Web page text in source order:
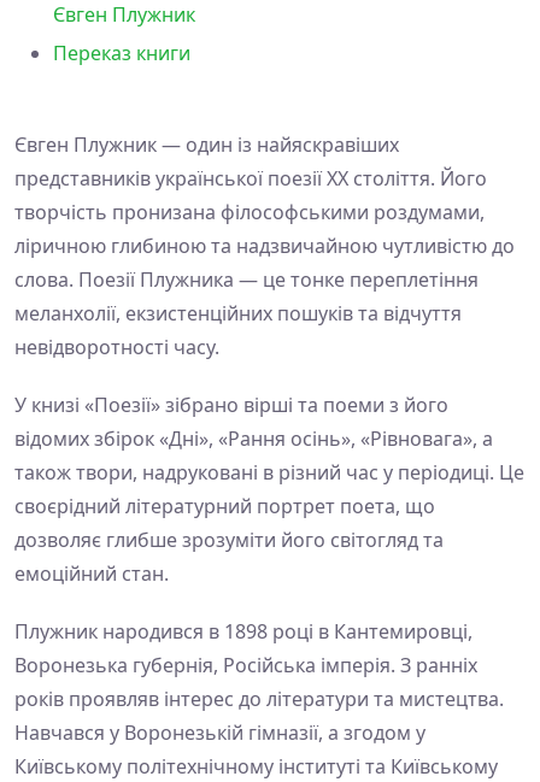
Євген Плужник
Переказ книги
Євген Плужник — один із найяскравіших
представників української поезії XX століття. Його
творчість пронизана філософськими роздумами,
ліричною глибиною та надзвичайною чутливістю до
слова. Поезії Плужника — це тонке переплетіння
меланхолії, екзистенційних пошуків та відчуття
невідворотності часу.
У книзі «Поезії» зібрано вірші та поеми з його
відомих збірок «Дні», «Рання осінь», «Рівновага», а
також твори, надруковані в різний час у періодиці. Це
своєрідний літературний портрет поета, що
дозволяє глибше зрозуміти його світогляд та
емоційний стан.
Плужник народився в 1898 році в Кантемировці,
Воронезька губернія, Російська імперія. З ранніх
років проявляв інтерес до літератури та мистецтва.
Навчався у Воронезькій гімназії, а згодом у
Київському політехнічному інституті та Київському